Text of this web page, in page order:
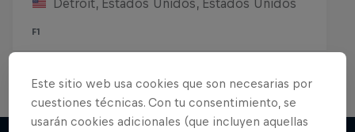
Detroit, Estados Unidos, Estados Unidos
F1
Este sitio web usa cookies que son necesarias por
cuestiones técnicas. Con tu consentimiento, se
usarán cookies adicionales (que incluyen aquellas